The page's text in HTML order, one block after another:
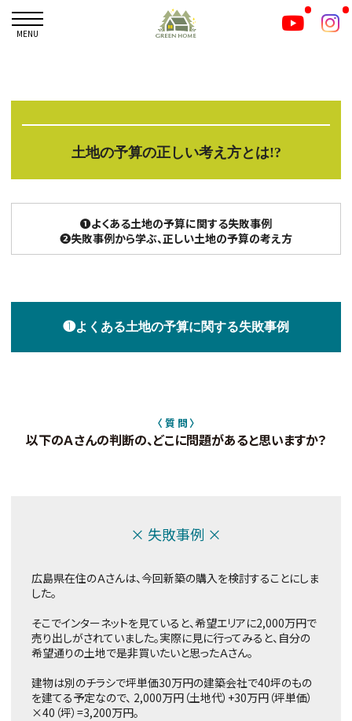
MENU
土地の予算の正しい考え方とは!?
❶よくある土地の予算に関する失敗事例
❷失敗事例から学ぶ、正しい土地の予算の考え方
❶よくある土地の予算に関する失敗事例
〈 質 問 〉
以下のＡさんの判断の、どこに問題があると思いますか？
× 失敗事例 ×
広島県在住のＡさんは、今回新築の購入を検討することにしま
した。
そこでインターネットを見ていると、希望エリアに2,000万円で
売り出しがされていました。実際に見に行ってみると、自分の
希望通りの土地で是非買いたいと思ったＡさん。
建物は別のチラシで坪単価30万円の建築会社で40坪のもの
を建てる予定なので、 2,000万円（土地代）+30万円（坪単価）
×40（坪）=3,200万円。